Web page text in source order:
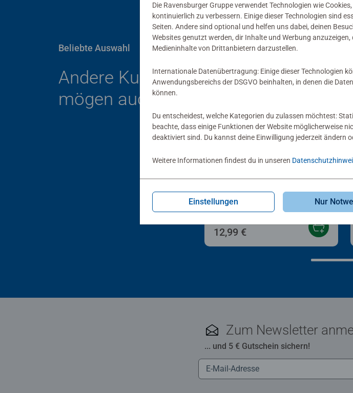
Beliebte Auswahl
Andere Kunden
mögen auch
Iggy Igel und die Sache mit
der Freundschaft
12,99 €
Zum Newsletter
... und 5 € Gutschein sichern!
Die Ravensburger Gruppe verwendet Technologien wie
kontinuierlich zu verbessern. Einige dieser Technologien sind
Seiten. Andere sind optional und helfen uns dabei, deinen
Websites genutzt werden, dir Inhalte und Werbung
Medieninhalte von Drittanbietern darzustellen.
Internationale Datenübertragung: Einige dieser Technologien
Anwendungsbereichs der DSGVO beinhalten, in denen die
können.
Du entscheidest, welche Kategorien du zulassen möchtest:
beachte, dass einige Funktionen der Website möglicherweise
deaktiviert sind. Du kannst deine Einwilligung jederzeit ändern
Weitere Informationen findest du in unseren
Einstellungen Nur